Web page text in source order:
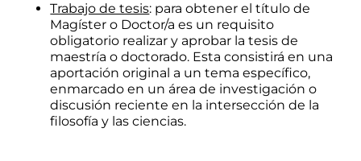
Trabajo de tesis: para obtener el título de
Magíster o Doctor/a es un requisito
obligatorio realizar y aprobar la tesis de
maestría o doctorado. Esta consistirá en una
aportación original a un tema específico,
enmarcado en un área de investigación o
discusión reciente en la intersección de la
filosofía y las ciencias.